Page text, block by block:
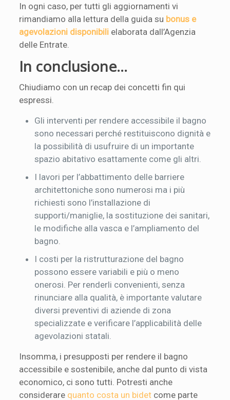
In ogni caso, per tutti gli aggiornamenti vi
rimandiamo alla lettura della guida su bonus e
agevolazioni disponibili elaborata dall’Agenzia
delle Entrate.
In conclusione…
Chiudiamo con un recap dei concetti fin qui
espressi.
Gli interventi per rendere accessibile il bagno
sono necessari perché restituiscono dignità e
la possibilità di usufruire di un importante
spazio abitativo esattamente come gli altri.
I lavori per l’abbattimento delle barriere
architettoniche sono numerosi ma i più
richiesti sono l’installazione di
supporti/maniglie, la sostituzione dei sanitari,
le modifiche alla vasca e l’ampliamento del
bagno.
I costi per la ristrutturazione del bagno
possono essere variabili e più o meno
onerosi. Per renderli convenienti, senza
rinunciare alla qualità, è importante valutare
diversi preventivi di aziende di zona
specializzate e verificare l’applicabilità delle
agevolazioni statali.
Insomma, i presupposti per rendere il bagno
accessibile e sostenibile, anche dal punto di vista
economico, ci sono tutti. Potresti anche
considerare quanto costa un bidet come parte